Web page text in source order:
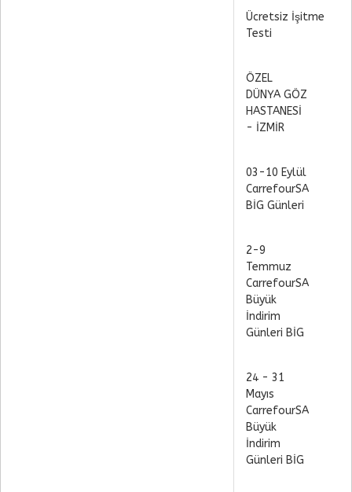
Ücretsiz İşitme
Testi
ÖZEL
DÜNYA GÖZ
HASTANESİ
- İZMİR
03-10 Eylül
CarrefourSA
BİG Günleri
2-9
Temmuz
CarrefourSA
Büyük
İndirim
Günleri BİG
24 - 31
Mayıs
CarrefourSA
Büyük
İndirim
Günleri BİG